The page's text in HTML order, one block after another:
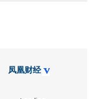
凤凰财经